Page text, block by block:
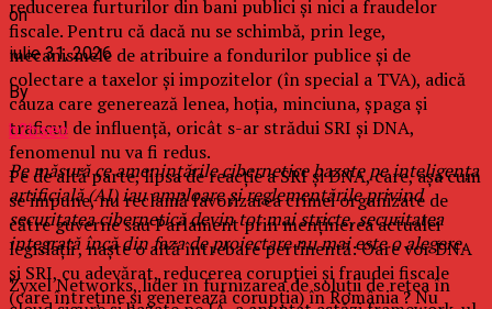
reducerea furturilor din bani publici şi nici a fraudelor
fiscale. Pentru că dacă nu se schimbă, prin lege,
mecanismele de atribuire a fondurilor publice şi de
colectare a taxelor şi impozitelor (în special a TVA), adică
cauza care generează lenea, hoţia, minciuna, şpaga şi
traficul de influenţă, oricât s-ar strădui SRI şi DNA,
fenomenul nu va fi redus.
Pe de altă parte, lipsa de reacţie a SRI şi DNA, care, aşa cum
se impune, nu reclamă favorizarea crimei organizate de
către guverne sau Parlament prin menţinerea actualei
legislaţii , naşte o altă întrebare pertinentă: Oare vor DNA
şi SRI, cu adevărat, reducerea corupţiei şi fraudei fiscale
(care întreţine şi generează corupţia) în România ? Nu
on
iulie 31, 2026
By
b2bseo
Pe măsură ce amenințările cibernetice bazate pe inteligența
artificială (AI) iau amploare și reglementările privind
securitatea cibernetică devin tot mai stricte, securitatea
integrată încă din faza de proiectare nu mai este o alegere.
Zyxel Networks, lider în furnizarea de soluții de rețea în